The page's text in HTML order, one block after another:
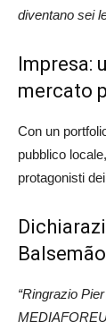
diventano sei
Impresa:
mercato
Con un
pubblico
protagonisti
“Ringrazio